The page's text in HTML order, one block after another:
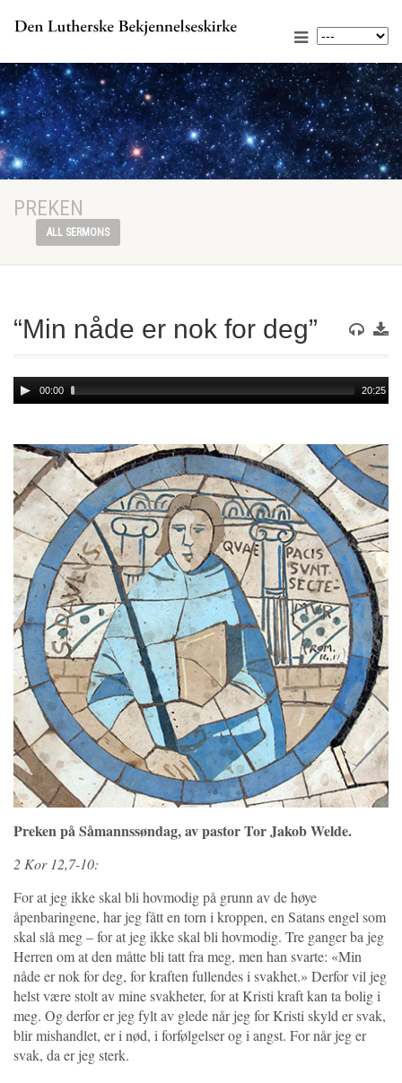
PREKEN
ALL SERMONS
“Min nåde er nok for deg”
Audio
Player
00:00 20:25
Preken på Såmannssøndag, av pastor Tor Jakob Welde.
2 Kor 12,7-10:
For at jeg ikke skal bli hovmodig på grunn av de høye
åpenbaringene, har jeg fått en torn i kroppen, en Satans engel som
skal slå meg – for at jeg ikke skal bli hovmodig. Tre ganger ba jeg
Herren om at den måtte bli tatt fra meg, men han svarte: «Min
nåde er nok for deg, for kraften fullendes i svakhet.» Derfor vil jeg
helst være stolt av mine svakheter, for at Kristi kraft kan ta bolig i
meg. Og derfor er jeg fylt av glede når jeg for Kristi skyld er svak,
blir mishandlet, er i nød, i forfølgelser og i angst. For når jeg er
svak, da er jeg sterk.